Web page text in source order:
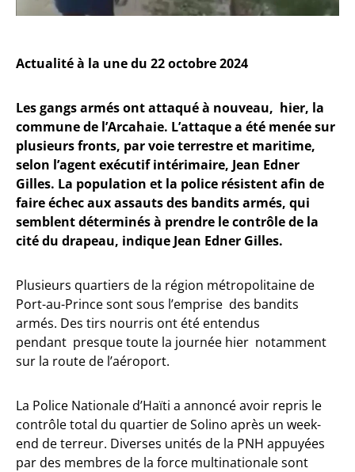
Actualité à la une du 22 octobre 2024
Les gangs armés ont attaqué à nouveau, hier, la
commune de l’Arcahaie. L’attaque a été menée sur
plusieurs fronts, par voie terrestre et maritime,
selon l’agent exécutif intérimaire, Jean Edner
Gilles. La population et la police résistent afin de
faire échec aux assauts des bandits armés, qui
semblent déterminés à prendre le contrôle de la
cité du drapeau, indique Jean Edner Gilles.
Plusieurs quartiers de la région métropolitaine de
Port-au-Prince sont sous l’emprise des bandits
armés. Des tirs nourris ont été entendus
pendant presque toute la journée hier notamment
sur la route de l’aéroport.
La Police Nationale d’Haïti a annoncé avoir repris le
contrôle total du quartier de Solino après un week-
end de terreur. Diverses unités de la PNH appuyées
par des membres de la force multinationale sont